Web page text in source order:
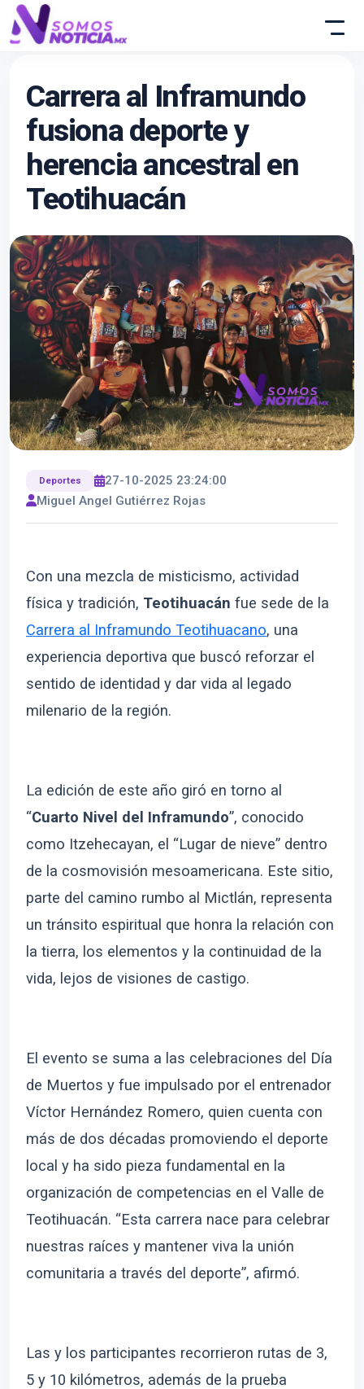
Carrera al Inframundo
fusiona deporte y
herencia ancestral en
Teotihuacán
Deportes
27-10-2025 23:24:00
Miguel Angel Gutiérrez Rojas
Con una mezcla de misticismo, actividad
física y tradición, Teotihuacán fue sede de la
Carrera al Inframundo Teotihuacano, una
experiencia deportiva que buscó reforzar el
sentido de identidad y dar vida al legado
milenario de la región.
La edición de este año giró en torno al
“Cuarto Nivel del Inframundo”, conocido
como Itzehecayan, el “Lugar de nieve” dentro
de la cosmovisión mesoamericana. Este sitio,
parte del camino rumbo al Mictlán, representa
un tránsito espiritual que honra la relación con
la tierra, los elementos y la continuidad de la
vida, lejos de visiones de castigo.
El evento se suma a las celebraciones del Día
de Muertos y fue impulsado por el entrenador
Víctor Hernández Romero, quien cuenta con
más de dos décadas promoviendo el deporte
local y ha sido pieza fundamental en la
organización de competencias en el Valle de
Teotihuacán. “Esta carrera nace para celebrar
nuestras raíces y mantener viva la unión
comunitaria a través del deporte”, afirmó.
Las y los participantes recorrieron rutas de 3,
5 y 10 kilómetros, además de la prueba